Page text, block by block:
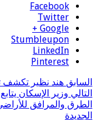
Facebook
Twitter
Google +
Stumbleupon
LinkedIn
Pinterest
السابق هند نظير تكشف
التالي وزير الإسكان
الطرق والمرافق
الجديدة